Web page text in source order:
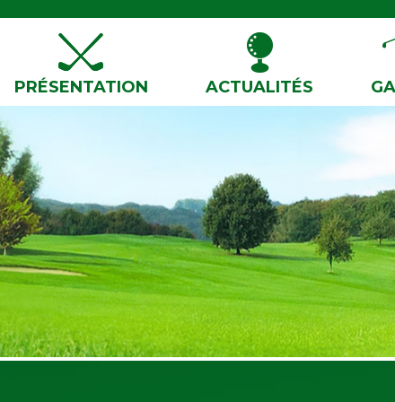
PRÉSENTATION ACTUALITÉS